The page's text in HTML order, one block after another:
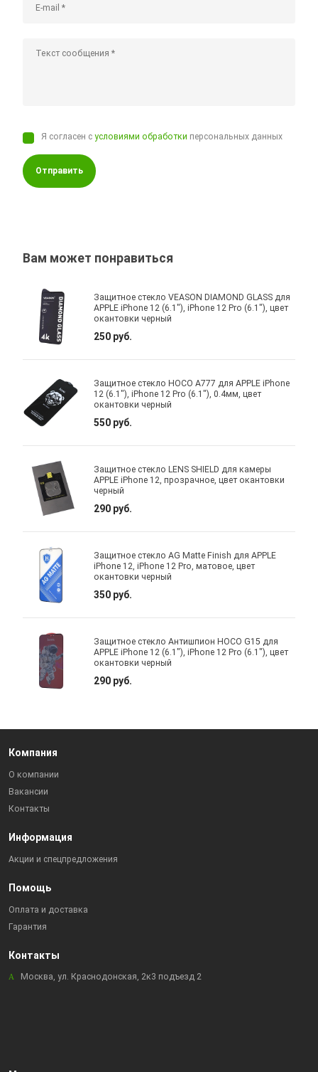
Я согласен сусловиями обработки персональных данных
Отправить
Вам может понравиться
Защитное стекло VEASON DIAMOND GLASS для
APPLE iPhone 12 (6.1"), iPhone 12 Pro (6.1"), цвет
окантовки черный
250 руб.
Защитное стекло HOCO A777 для APPLE iPhone
12 (6.1"), iPhone 12 Pro (6.1"), 0.4мм, цвет
окантовки черный
550 руб.
Защитное стекло LENS SHIELD для камеры
APPLE iPhone 12, прозрачное, цвет окантовки
черный
290 руб.
Защитное стекло AG Matte Finish для APPLE
iPhone 12, iPhone 12 Pro, матовое, цвет
окантовки черный
350 руб.
Защитное стекло Антишпион HOCO G15 для
APPLE iPhone 12 (6.1"), iPhone 12 Pro (6.1"), цвет
окантовки черный
290 руб.
Компания
О компании
Вакансии
Контакты
Информация
Акции и спецпредложения
Помощь
Оплата и доставка
Гарантия
Контакты
Москва, ул. Краснодонская, 2к3 подъезд 2